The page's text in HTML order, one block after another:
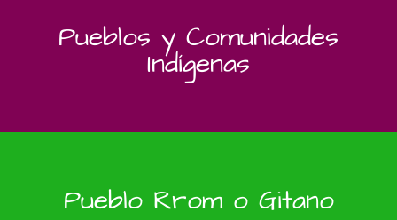
Pueblos y Comunidades
Indígenas
Pueblo Rrom o Gitano